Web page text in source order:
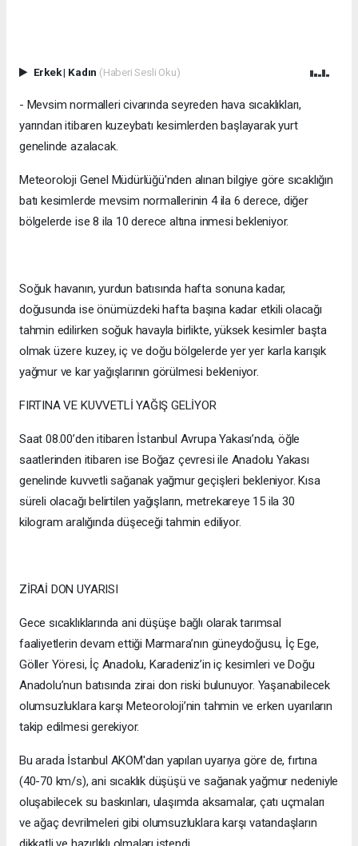
Erkek| Kadın (Haberi Sesli Oku)
- Mevsim normalleri civarında seyreden hava sıcaklıkları,
yarından itibaren kuzeybatı kesimlerden başlayarak yurt
genelinde azalacak.
Meteoroloji Genel Müdürlüğü'nden alınan bilgiye göre sıcaklığın
batı kesimlerde mevsim normallerinin 4 ila 6 derece, diğer
bölgelerde ise 8 ila 10 derece altına inmesi bekleniyor.
Soğuk havanın, yurdun batısında hafta sonuna kadar,
doğusunda ise önümüzdeki hafta başına kadar etkili olacağı
tahmin edilirken soğuk havayla birlikte, yüksek kesimler başta
olmak üzere kuzey, iç ve doğu bölgelerde yer yer karla karışık
yağmur ve kar yağışlarının görülmesi bekleniyor.
FIRTINA VE KUVVETLİ YAĞIŞ GELİYOR
Saat 08.00’den itibaren İstanbul Avrupa Yakası’nda, öğle
saatlerinden itibaren ise Boğaz çevresi ile Anadolu Yakası
genelinde kuvvetli sağanak yağmur geçişleri bekleniyor. Kısa
süreli olacağı belirtilen yağışların, metrekareye 15 ila 30
kilogram aralığında düşeceği tahmin ediliyor.
ZİRAİ DON UYARISI
Gece sıcaklıklarında ani düşüşe bağlı olarak tarımsal
faaliyetlerin devam ettiği Marmara’nın güneydoğusu, İç Ege,
Göller Yöresi, İç Anadolu, Karadeniz’in iç kesimleri ve Doğu
Anadolu’nun batısında zirai don riski bulunuyor. Yaşanabilecek
olumsuzluklara karşı Meteoroloji’nin tahmin ve erken uyarıların
takip edilmesi gerekiyor.
Bu arada İstanbul AKOM'dan yapılan uyarıya göre de, fırtına
(40-70 km/s), ani sıcaklık düşüşü ve sağanak yağmur nedeniyle
oluşabilecek su baskınları, ulaşımda aksamalar, çatı uçmaları
ve ağaç devrilmeleri gibi olumsuzluklara karşı vatandaşların